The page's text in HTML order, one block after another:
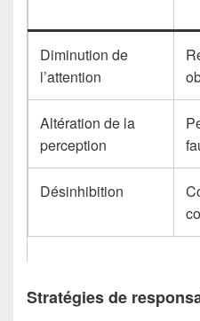
Diminution de
l’attention
Altération de la
perception
Désinhibition
Stratégies de